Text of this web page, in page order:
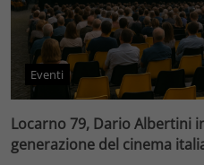
Eventi
Locarno 79, Dario Albertini
generazione del cinema